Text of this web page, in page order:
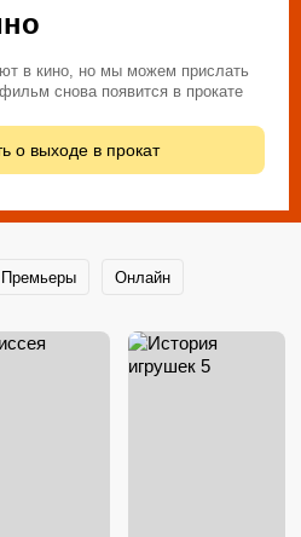
в кино, но мы можем прислать
снова появится в прокате
о выходе в прокат
Премьеры Онлайн